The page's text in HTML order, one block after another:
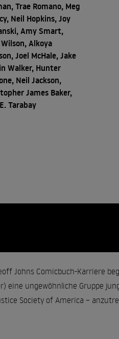
Trae Romano, Meg
Neil Hopkins, Joy
Amy Smart,
Alkoya
Joel McHale, Jake
Walker, Hunter
Neil Jackson,
James Baker,
Tarabay
Johns Comicbuch-Karriere
ungewöhnliche Gruppe
Society of America –